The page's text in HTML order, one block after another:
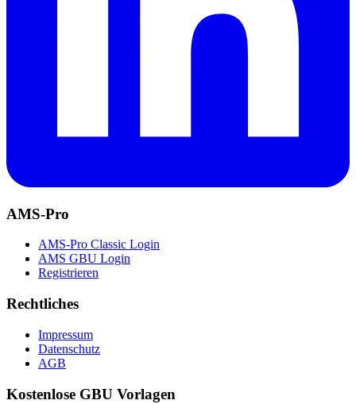
AMS-Pro
AMS-Pro Classic Login
AMS GBU Login
Registrieren
Rechtliches
Impressum
Datenschutz
AGB
Kostenlose GBU Vorlagen